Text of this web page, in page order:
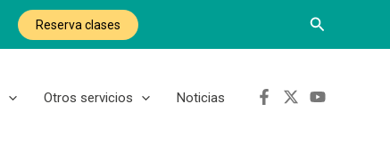
Reserva clases Buscar
Otros servicios Noticias